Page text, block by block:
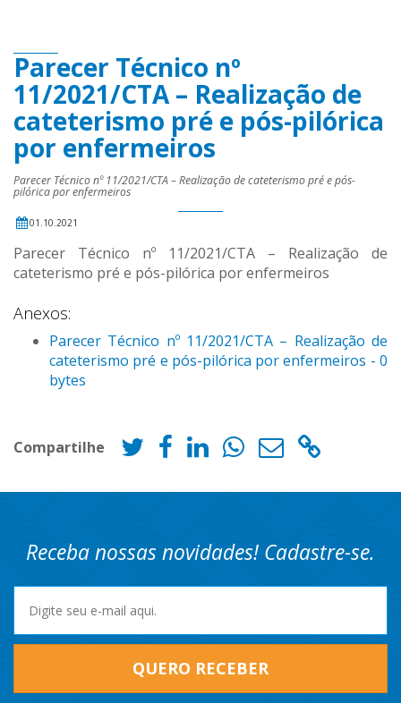
Parecer Técnico nº
11/2021/CTA – Realização de
cateterismo pré e pós-pilórica
por enfermeiros
Parecer Técnico nº 11/2021/CTA – Realização de cateterismo pré e pós-
pilórica por enfermeiros
01.10.2021
Parecer Técnico nº 11/2021/CTA – Realização de
cateterismo pré e pós-pilórica por enfermeiros
Anexos:
Parecer Técnico nº 11/2021/CTA – Realização de
cateterismo pré e pós-pilórica por enfermeiros - 0
bytes
Compartilhe
Receba nossas novidades! Cadastre-se.
QUERO RECEBER